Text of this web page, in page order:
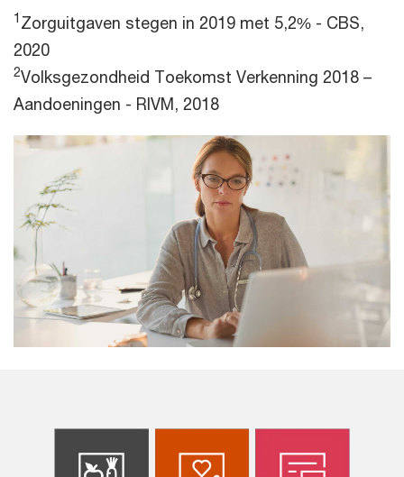
1 Zorguitgaven stegen in 2019 met 5,2% - CBS,
2020
2Volksgezondheid Toekomst Verkenning 2018 –
Aandoeningen - RIVM, 2018